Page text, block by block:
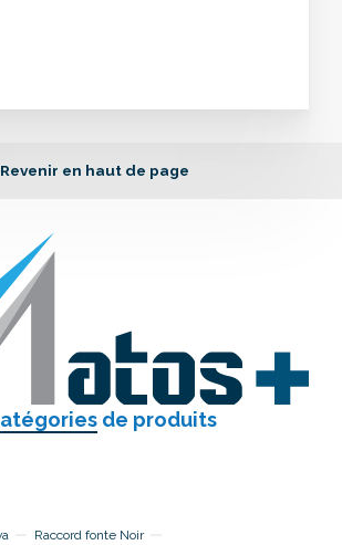
Revenir en haut de page
de produits
Raccord fonte Noir